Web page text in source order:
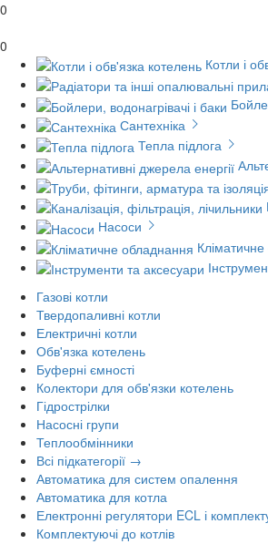
0
0
Котли і
Сантехніка
Тепла підлога
Насоси
Газові котли
Твердопаливні котли
Електричні котли
Обв'язка котелень
Буферні ємності
Колектори для обв'язки котелень
Гідрострілки
Насосні групи
Теплообмінники
Всі підкатегорії →
Автоматика для систем опалення
Автоматика для котла
Електронні регулятори ECL і
Комплектуючі до котлів